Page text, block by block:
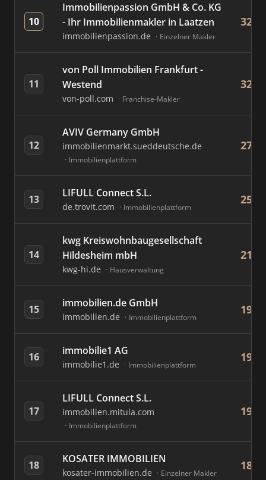
10
Immobilienpassion GmbH & Co. KG
- Ihr Immobilienmakler in Laatzen
immobilienpassion.de Einzelner Makler
326
11
von Poll Immobilien Frankfurt -
Westend
von-poll.com Franchise-Makler
324
12
AVIV Germany GmbH
immobilienmarkt.sueddeutsche.de
Immobilienplattform
276
13 LIFULL Connect S.L.
de.trovit.com Immobilienplattform
252
14
kwg Kreiswohnbaugesellschaft
Hildesheim mbH
kwg-hi.de Hausverwaltung
213
15 immobilien.de GmbH
immobilien.de Immobilienplattform
199
16 immobilie1 AG
immobilie1.de Immobilienplattform
196
17
LIFULL Connect S.L.
immobilien.mitula.com
Immobilienplattform
195
18 KOSATER IMMOBILIEN
kosater-immobilien.de Einzelner Makler
180